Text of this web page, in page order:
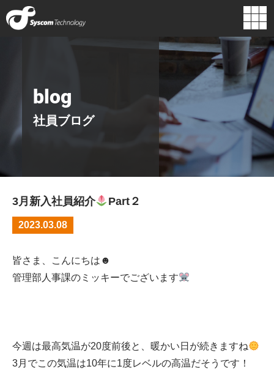
主要取引先
ロゴに込めた
想い
経営理念
blog
社員ブログ
3月新入社員紹介 Part２
2023.03.08
皆さま、こんにちは☻
管理部人事課のミッキーでございます
今週は最高気温が20度前後と、暖かい日が続きますね
3月でこの気温は10年に1度レベルの高温だそうです！